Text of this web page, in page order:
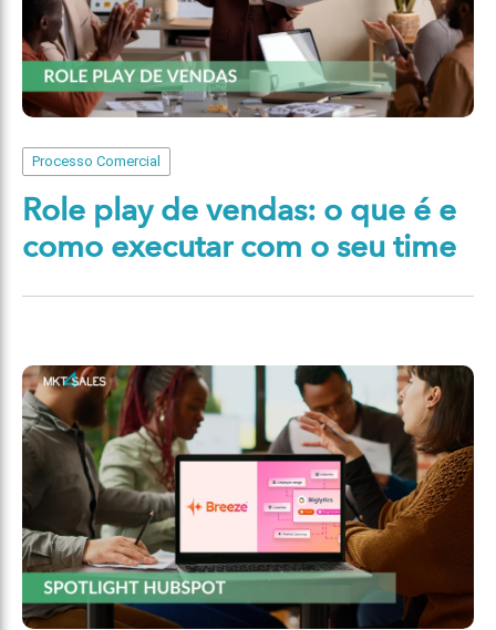
Processo Comercial
Role play de vendas: o que é e
como executar com o seu time